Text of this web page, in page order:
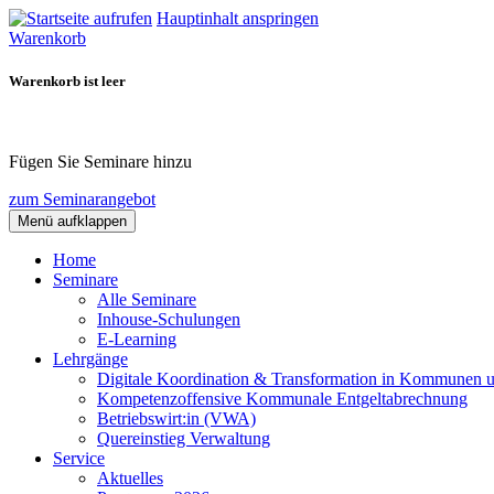
Hauptinhalt anspringen
Warenkorb
Warenkorb ist leer
Fügen Sie Seminare hinzu
zum Seminarangebot
Menü aufklappen
Home
Seminare
Alle Seminare
Inhouse-Schulungen
E-Learning
Lehrgänge
Digitale Koordination & Transformation in Kommunen
Kompetenzoffensive Kommunale Entgeltabrechnung
Betriebswirt:in (VWA)
Quereinstieg Verwaltung
Service
Aktuelles